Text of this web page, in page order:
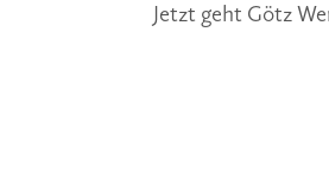
Jetzt geht Götz